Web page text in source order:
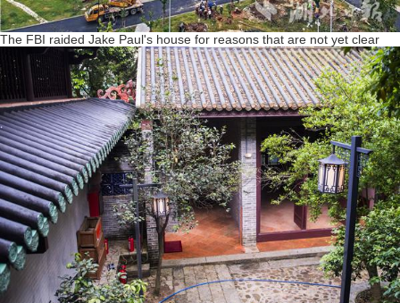
The FBI raided Jake Paul's house for reasons that are not yet clear